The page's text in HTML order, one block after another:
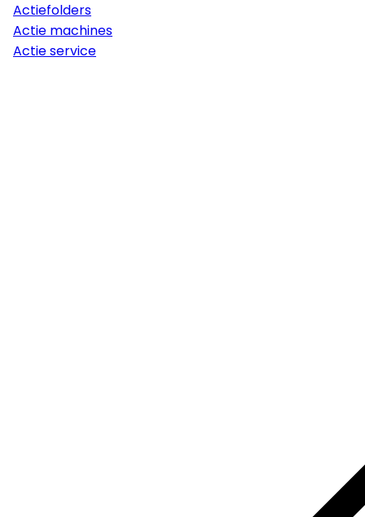
Actiefolders
Actie machines
Actie service